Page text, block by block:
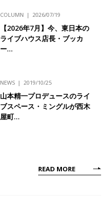
COLUMN 2026/07/19
【2026年7月】今、東日本の
ライブハウス店長・ブッカ
ー…
NEWS 2019/10/25
山本精一プロデュースのライ
ブスペース・ミングルが西木
屋町…
READ MORE